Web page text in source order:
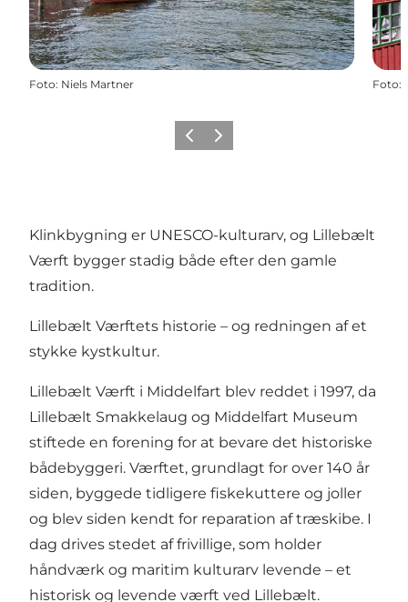
Foto: Niels Martner Foto:
ForrigeNæste
Klinkbygning er UNESCO-kulturarv, og Lillebælt
Værft bygger stadig både efter den gamle
tradition.
Lillebælt Værftets historie – og redningen af et
stykke kystkultur.
Lillebælt Værft i Middelfart blev reddet i 1997, da
Lillebælt Smakkelaug og Middelfart Museum
stiftede en forening for at bevare det historiske
bådebyggeri. Værftet, grundlagt for over 140 år
siden, byggede tidligere fiskekuttere og joller
og blev siden kendt for reparation af træskibe. I
dag drives stedet af frivillige, som holder
håndværk og maritim kulturarv levende – et
historisk og levende værft ved Lillebælt.